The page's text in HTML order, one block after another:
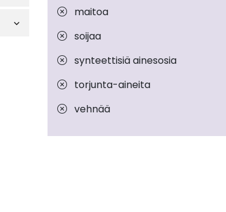
maitoa
soijaa
synteettisiä ainesosia
torjunta-aineita
vehnää